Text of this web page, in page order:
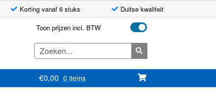
Korting vanaf 6 stuks Duitse kwaliteit
Toon prijzen incl. BTW
Zoeken
naar:
€0,00 0 items